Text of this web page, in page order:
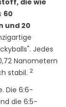
60
und 20
Jedes
Nanometern
stabil. 2
Die 6:6-
die 6:5-